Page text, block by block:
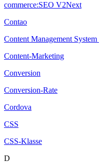
commerce:SEO V2Next
Contao
Content Management
Content-Marketing
Conversion
Conversion-Rate
Cordova
CSS
CSS-Klasse
D